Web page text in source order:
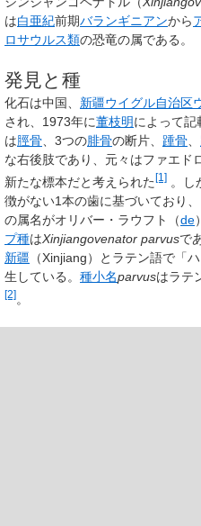
は白亜紀前期バランギニアンから
ロサウルス類の恐竜の属である。
発見と種
化石は中国、 新疆ウイグル自治区
され、1973年に董枝明によって記
は脛骨、3つの腓骨の断片、 踵骨、
な右後肢であり、元々はファエド
新たな標本だと考えられた [1] 。し
徴がない1本の歯に基づいており
の属名がオリバー・ラウフト（de
プ種はXinjiangovenator parvusで
新疆 （Xinjiang）とラテン語で「
生している。 種小名parvusはラテ
[2]。